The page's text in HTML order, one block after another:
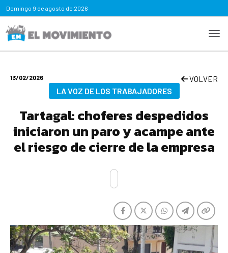
Domingo 9 de agosto de 2026
13/02/2026 VOLVER
LA VOZ DE LOS TRABAJADORES
Tartagal: choferes despedidos
iniciaron un paro y acampe ante
el riesgo de cierre de la empresa